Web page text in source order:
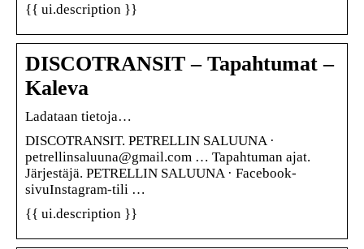
{{ ui.description }}
DISCOTRANSIT – Tapahtumat –
Kaleva
Ladataan tietoja…
DISCOTRANSIT. PETRELLIN SALUUNA ·
petrellinsaluuna@gmail.com … Tapahtuman ajat.
Järjestäjä. PETRELLIN SALUUNA · Facebook-
sivuInstagram-tili …
{{ ui.description }}